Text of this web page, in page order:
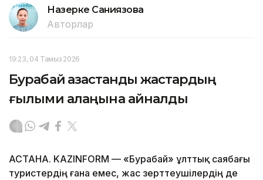
Назерке Саниязова
Авторлар
19:23, 04 Тамыз 2026
Бурабай қазақстандық жастардың
ғылыми алаңына айналды
АСТАНА. KAZINFORM — «Бурабай» ұлттық саябағы
туристердің ғана емес, жас зерттеушілердің де